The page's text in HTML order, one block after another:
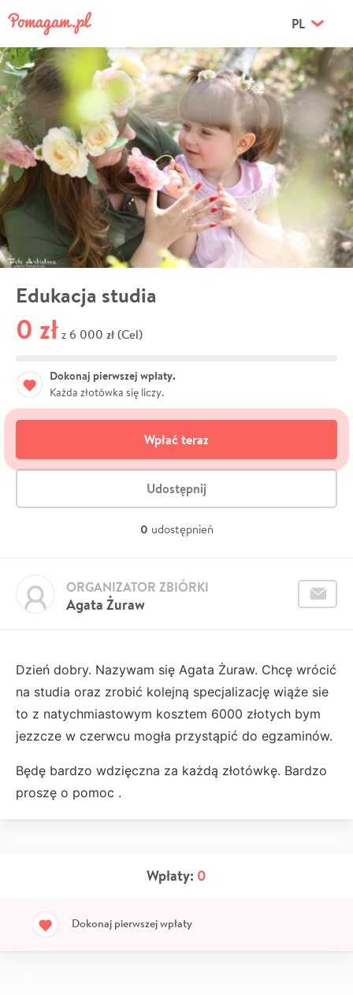
PL
Edukacja studia
0 zł z 6 000 zł (Cel)
Dokonaj pierwszej wpłaty.
Każda złotówka się liczy.
Wpłać teraz
Udostępnij
0 udostępnień
Agata Żuraw
ORGANIZATOR ZBIÓRKI
Dzień dobry. Nazywam się Agata Żuraw. Chcę wrócić
na studia oraz zrobić kolejną specjalizację wiąże sie
to z natychmiastowym kosztem 6000 złotych bym
jezzcze w czerwcu mogła przystąpić do egzaminów.
Będę bardzo wdzięczna za każdą złotówkę. Bardzo
proszę o pomoc .
Wpłaty: 0
Dokonaj pierwszej wpłaty